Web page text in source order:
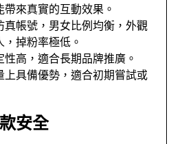
來真實的互動效果。
真帳號，男女比例均衡，外觀
掉粉率極低。
性高，適合長期品牌推廣。
上具備優勢，適合初期嘗試或
安全